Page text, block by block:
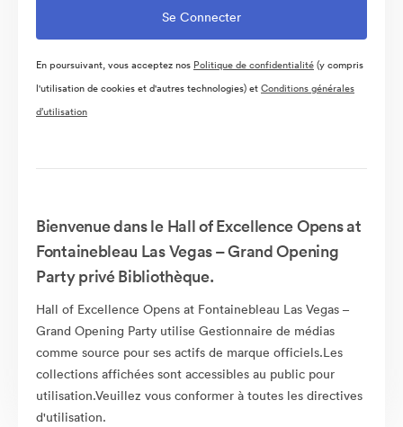
En poursuivant, vous acceptez nos Politique de confidentialité(y compris
l'utilisation de cookies et d'autres technologies) etConditions générales
d’utilisation
Bienvenue dans le Hall of Excellence Opens at
Fontainebleau Las Vegas – Grand Opening
Party privé Bibliothèque.
Hall of Excellence Opens at Fontainebleau Las Vegas –
Grand Opening Party utilise Gestionnaire de médias
comme source pour ses actifs de marque officiels.Les
collections affichées sont accessibles au public pour
utilisation.Veuillez vous conformer à toutes les directives
d'utilisation.